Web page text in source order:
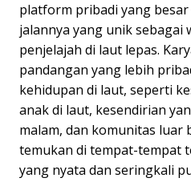
platform pribadi yang
jalannya yang unik sebagai
penjelajah di laut lepas.
pandangan yang lebih
kehidupan di laut, seperti
anak di laut, kesendirian
malam, dan komunitas luar
temukan di tempat-tempat
yang nyata dan seringkali